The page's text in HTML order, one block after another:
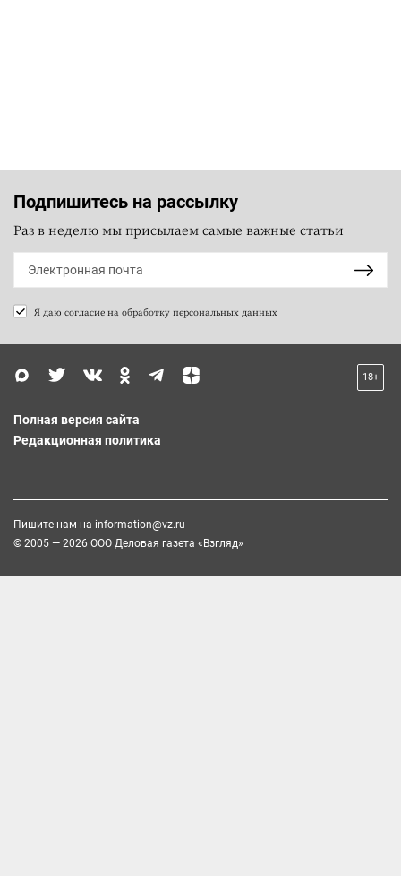
Подпишитесь на рассылку
Раз в неделю мы присылаем самые важные статьи
Я даю согласие на обработку персональных данных
18+
Полная версия сайта
Редакционная политика
Пишите нам на information@vz.ru
© 2005 — 2026 ООО Деловая газета «Взгляд»